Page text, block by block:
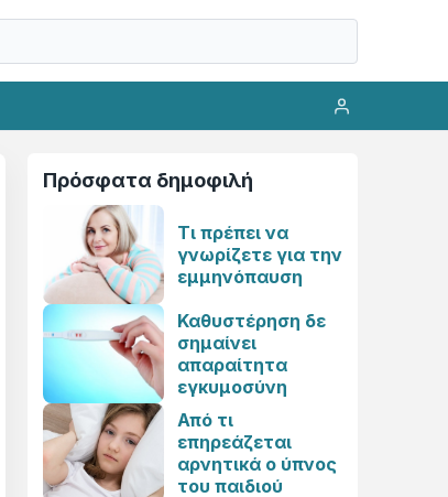
Πρόσφατα δημοφιλή
Τι πρέπει να
γνωρίζετε για την
εμμηνόπαυση
Καθυστέρηση δε
σημαίνει
απαραίτητα
εγκυμοσύνη
Από τι
επηρεάζεται
αρνητικά ο ύπνος
του παιδιού